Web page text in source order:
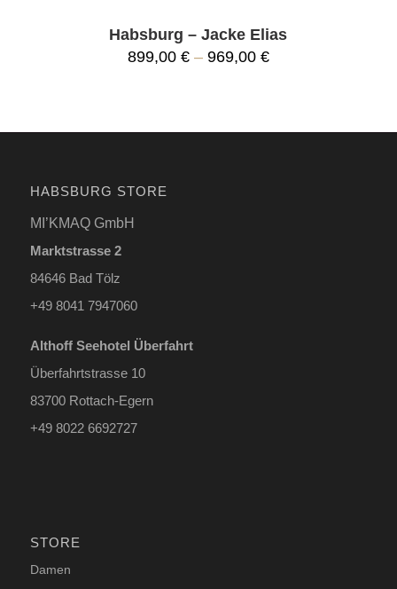
Habsburg – Jacke Elias
899,00 €– 969,00 €
HABSBURG STORE
MI’KMAQ GmbH
Marktstrasse 2
84646 Bad Tölz
+49 8041 7947060
Althoff Seehotel Überfahrt
Überfahrtstrasse 10
83700 Rottach-Egern
+49 8022 6692727
STORE
Damen